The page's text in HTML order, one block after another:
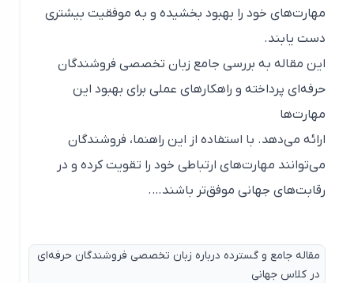
مهارت‌های خود را بهبود بخشیده و به موفقیت بیشتری
دست یابند.
این مقاله به بررسی جامع زبان تخصصی فروشندگان
حرفه‌ای پرداخته و راهکارهای عملی برای بهبود این
مهارت‌ها
ارائه می‌دهد. با استفاده از این راهنما، فروشندگان
می‌توانند مهارت‌های ارتباطی خود را تقویت کرده و در
رقابت‌های جهانی موفق‌تر باشند….
مقاله جامع و گسترده درباره زبان تخصصی فروشندگان حرفه‌ای
در کلاس جهانی